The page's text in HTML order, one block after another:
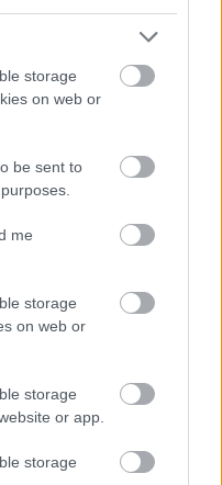
storage
on web or
be sent to
me
storage
on web or
storage
or app.
storage
πιέζει για
Πώς
για να